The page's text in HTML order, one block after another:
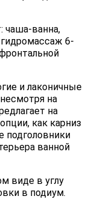
чаша-ванна,
6-
и лаконичные
на
на
как карниз
подголовники
ванной
виде в углу
в подиум.